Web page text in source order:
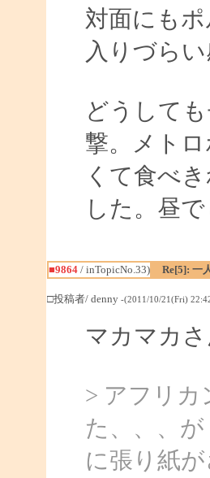
対面にも
入りづら
どうして
撃。メト
くて食べ
した。昼
■9864/ inTopicNo.33) Re[5]: 一
□投稿者/ denny -(2011/10/21(Fri)
マカマカ
> アフリ
た、、、
に張り紙